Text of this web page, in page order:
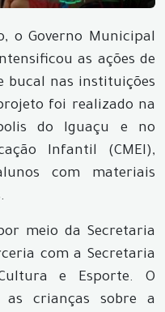
o Governo Municipal
as ações de
bucal nas instituições
foi realizado na
do Iguaçu e no
Infantil (CMEI),
com materiais
meio da Secretaria
com a Secretaria
e Esporte. O
crianças sobre a